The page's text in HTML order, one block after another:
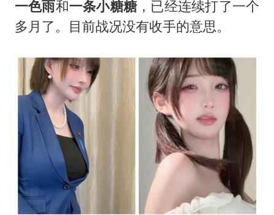
2025年小学教师减少13.19万
白海豚或提早3小时登陆
《龙餐馆》 冲奖
“伊斯兰版北约”出现
以军士兵把枪口对准中国记者
构建更高水平的全民健身公共服务体系
一色雨和一条小糖糖，已经连续打了一个
多月了。目前战况没有收手的意思。